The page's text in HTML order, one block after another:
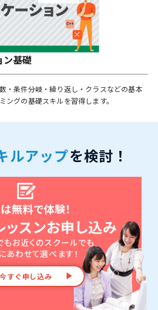
基礎
・条件分岐・繰り返し・クラスなどの基本
ングの基礎スキルを習得します。
ルアップを検討！
無料で体験！
スンお申し込み
もお近くのスクールでも
あわせて選べます！
今すぐ申し込み